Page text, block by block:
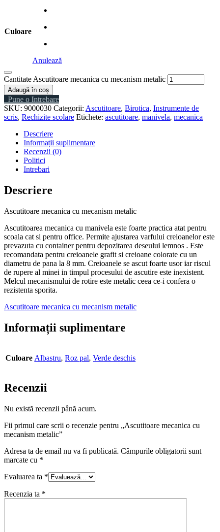
Culoare
Anulează
Cantitate Ascutitoare mecanica cu mecanism metalic
Adaugă în coș
Pune o Intrebare
SKU: 9000030 Categorii: Ascutitoare, Birotica, Instrumente de
scris, Rechizite scolare Etichete: ascutitoare, manivela, mecanica
Descriere
Informații suplimentare
Recenzii (0)
Politici
Intrebari
Descriere
Ascutitoare mecanica cu mecanism metalic
Ascutitoarea mecanica cu manivela este foarte practica atat pentru
scoala cat si pentru office. Permite ajustarea varfului creioanelor este
prevazuta cu container pentru depozitarea deseului lemnos . Este
recomandata pentru creioanele grafit si creioane colorate cu un
diametru de pana la 8 mm. Creioanele se ascut foarte usor iar riscul
de rupere al minei in timpul procesului de ascutire este inexistent.
Melcul mecanismului de rotire este metalic ceea ce-i confera o
rezistenta sporita.
Ascutitoare mecanica cu mecanism metalic
Informații suplimentare
Culoare Albastru, Roz pal, Verde deschis
Recenzii
Nu există recenzii până acum.
Fii primul care scrii o recenzie pentru „Ascutitoare mecanica cu
mecanism metalic”
Adresa ta de email nu va fi publicată. Câmpurile obligatorii sunt
marcate cu *
Evaluarea ta *
Recenzia ta *